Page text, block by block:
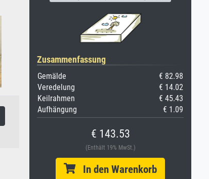
Zusammenfassung
Gemälde
€ 82.98
Veredelung
€ 14.02
Keilrahmen
€ 45.43
Aufhängung
€ 1.09
€ 143.53
(Enthält 19% MwSt.)
In den Warenkorb